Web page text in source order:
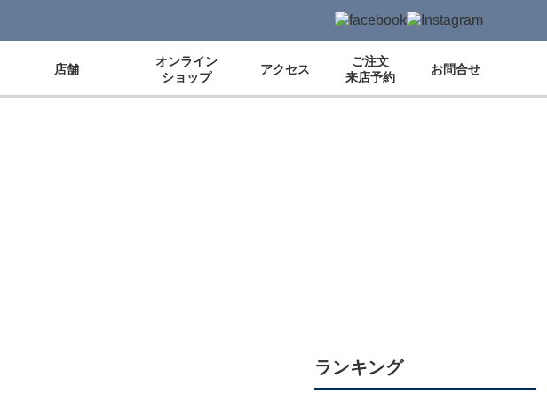
店舗
オンライン
ショップ
アクセス
ご注文
来店予約
お問合せ
ランキング